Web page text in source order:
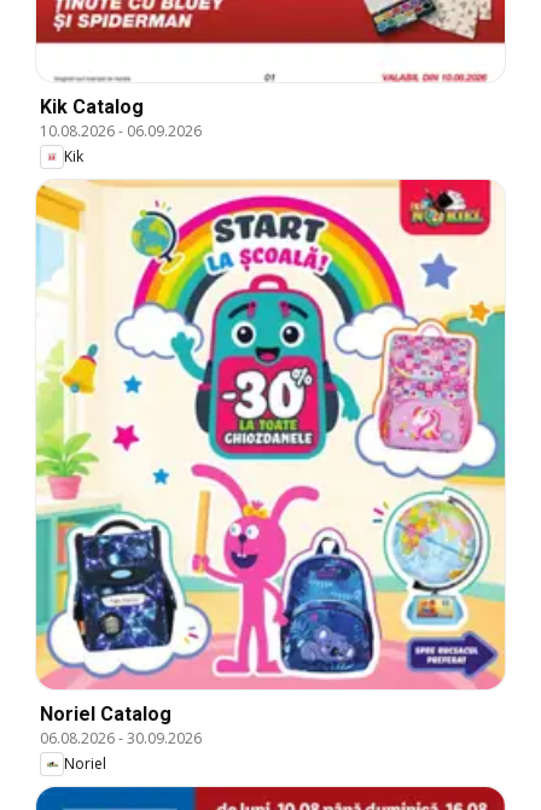
Kik Catalog
10.08.2026- 06.09.2026
Kik
Noriel Catalog
06.08.2026-30.09.2026
Noriel